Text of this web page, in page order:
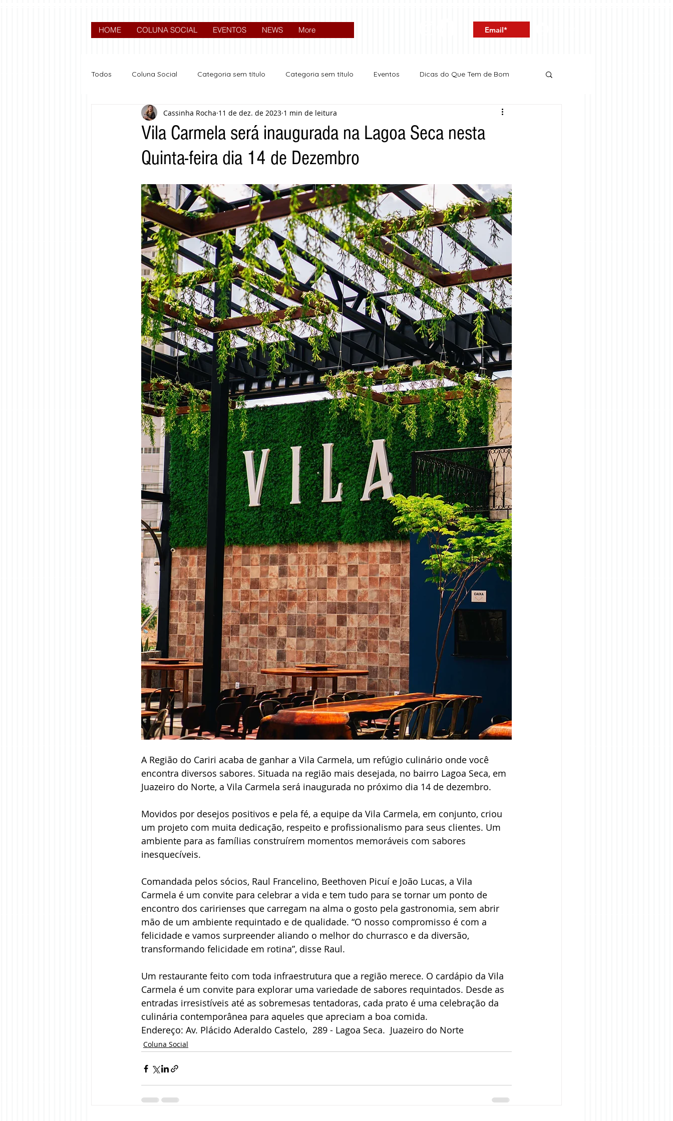
HOME COLUNA SOCIAL EVENTOS NEWS More
Todos Coluna Social Categoria sem título Categoria sem título Eventos Dicas do Que Tem de Bom
Nova categoria Expocrato 2024 Política
Vila Carmela será inaugurada na Lagoa Seca nesta
Quinta-feira dia 14 de Dezembro
Cassinha Rocha 11 de dez. de 2023 1 min de leitura
A Região do Cariri acaba de ganhar a Vila Carmela, um refúgio culinário onde você
encontra diversos sabores. Situada na região mais desejada, no bairro Lagoa Seca, em
Juazeiro do Norte, a Vila Carmela será inaugurada no próximo dia 14 de dezembro.
Movidos por desejos positivos e pela fé, a equipe da Vila Carmela, em conjunto, criou
um projeto com muita dedicação, respeito e profissionalismo para seus clientes. Um
ambiente para as famílias construírem momentos memoráveis com sabores
inesquecíveis.
Comandada pelos sócios, Raul Francelino, Beethoven Picuí e João Lucas, a Vila
Carmela é um convite para celebrar a vida e tem tudo para se tornar um ponto de
encontro dos caririenses que carregam na alma o gosto pela gastronomia, sem abrir
mão de um ambiente requintado e de qualidade. “O nosso compromisso é com a
felicidade e vamos surpreender aliando o melhor do churrasco e da diversão,
transformando felicidade em rotina”, disse Raul.
Um restaurante feito com toda infraestrutura que a região merece. O cardápio da Vila
Carmela é um convite para explorar uma variedade de sabores requintados. Desde as
entradas irresistíveis até as sobremesas tentadoras, cada prato é uma celebração da
culinária contemporânea para aqueles que apreciam a boa comida.
Endereço: Av. Plácido Aderaldo Castelo,  289 - Lagoa Seca.  Juazeiro do Norte
Coluna Social